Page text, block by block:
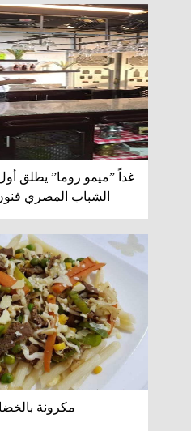
غداً ”ميمو روما” يطلق
الشباب المصري
مكرونة